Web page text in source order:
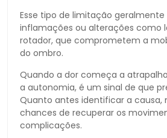
Esse tipo de limitação geralmente
inflamações ou alterações como
rotador, que comprometem a
do ombro.
Quando a dor começa a
a autonomia, é um sinal de que
Quanto antes identificar a causa,
chances de recuperar os
complicações.